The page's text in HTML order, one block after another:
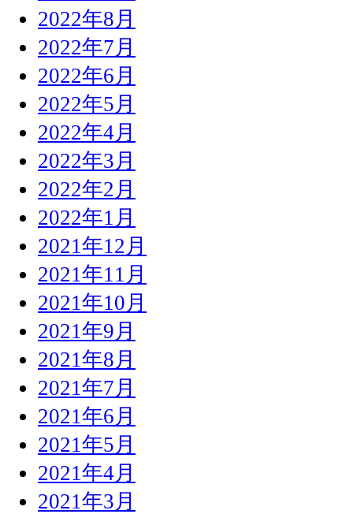
2022年8月
2022年7月
2022年6月
2022年5月
2022年4月
2022年3月
2022年2月
2022年1月
2021年12月
2021年11月
2021年10月
2021年9月
2021年8月
2021年7月
2021年6月
2021年5月
2021年4月
2021年3月